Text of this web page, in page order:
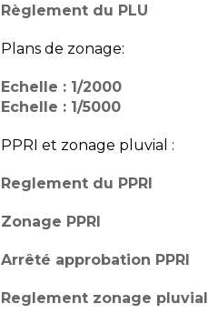
Règlement du PLU
Plans de zonage:
Echelle : 1/2000
Echelle : 1/5000
PPRI et zonage pluvial :
Reglement du PPRI
Zonage PPRI
Arrêté approbation PPRI
Reglement zonage pluvial